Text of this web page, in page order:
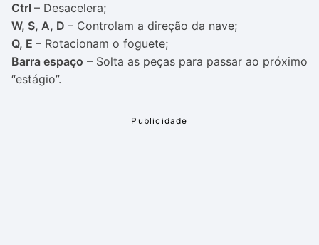
Ctrl – Desacelera;
W, S, A, D – Controlam a direção da nave;
Q, E – Rotacionam o foguete;
Barra espaço – Solta as peças para passar ao próximo
“estágio”.